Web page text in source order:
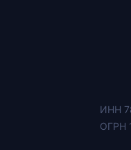
ИНН
ОГРН